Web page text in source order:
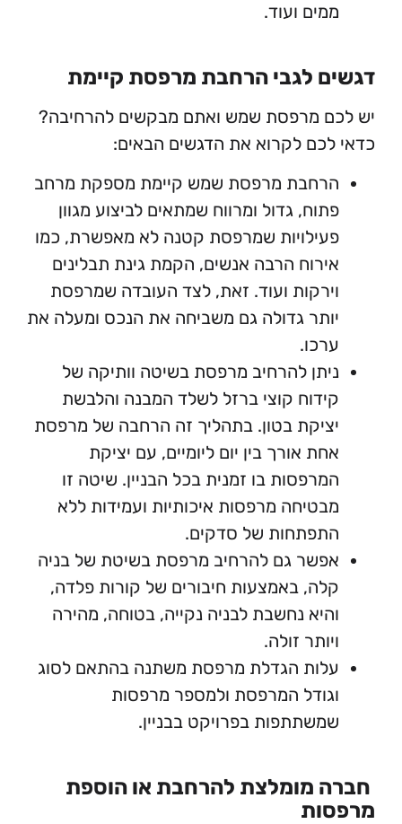
ועוד.
לגבי הרחבת מרפסת קיימת
מרפסת שמש ואתם מבקשים להרחיבה?
לקרוא את הדגשים הבאים:
מרפסת שמש קיימת מספקת מרחב
גדול ומרווח שמתאים לביצוע מגוון
שמרפסת קטנה לא מאפשרת, כמו
הרבה אנשים, הקמת גינת תבלינים
ועוד. זאת, לצד העובדה שמרפסת
גדולה גם משביחה את הנכס ומעלה את
להרחיב מרפסת בשיטה וותיקה של
קוצי ברזל לשלד המבנה והלבשת
בטון. בתהליך זה הרחבה של מרפסת
אורך בין יום ליומיים, עם יציקת
בו זמנית בכל הבניין. שיטה זו
מרפסות איכותיות ועמידות ללא
של סדקים.
גם להרחיב מרפסת בשיטת של בניה
באמצעות חיבורים של קורות פלדה,
נחשבת לבניה נקייה, בטוחה, מהירה
זולה.
הגדלת מרפסת משתנה בהתאם לסוג
המרפסת ולמספר מרפסות
בפרויקט בבניין.
מומלצת להרחבת או הוספת